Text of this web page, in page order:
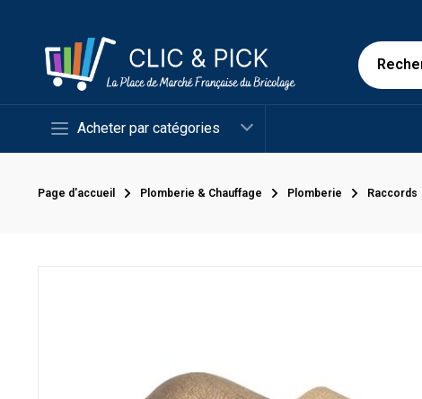
Acheter par catégories
Page d'accueil Plomberie & Chauffage Plomberie Raccords